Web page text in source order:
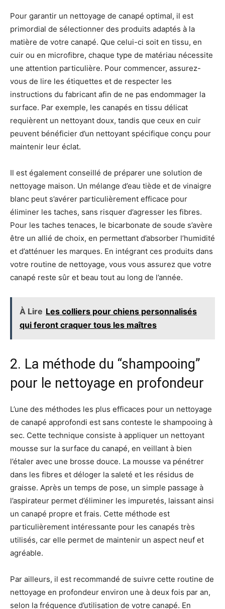
Pour garantir un nettoyage de canapé optimal, il est
primordial de sélectionner des produits adaptés à la
matière de votre canapé. Que celui-ci soit en tissu, en
cuir ou en microfibre, chaque type de matériau nécessite
une attention particulière. Pour commencer, assurez-
vous de lire les étiquettes et de respecter les
instructions du fabricant afin de ne pas endommager la
surface. Par exemple, les canapés en tissu délicat
requièrent un nettoyant doux, tandis que ceux en cuir
peuvent bénéficier d’un nettoyant spécifique conçu pour
maintenir leur éclat.
Il est également conseillé de préparer une solution de
nettoyage maison. Un mélange d’eau tiède et de vinaigre
blanc peut s’avérer particulièrement efficace pour
éliminer les taches, sans risquer d’agresser les fibres.
Pour les taches tenaces, le bicarbonate de soude s’avère
être un allié de choix, en permettant d’absorber l’humidité
et d’atténuer les marques. En intégrant ces produits dans
votre routine de nettoyage, vous vous assurez que votre
canapé reste sûr et beau tout au long de l’année.
À Lire Les colliers pour chiens personnalisés
qui feront craquer tous les maîtres
2. La méthode du “shampooing”
pour le nettoyage en profondeur
L’une des méthodes les plus efficaces pour un nettoyage
de canapé approfondi est sans conteste le shampooing à
sec. Cette technique consiste à appliquer un nettoyant
mousse sur la surface du canapé, en veillant à bien
l’étaler avec une brosse douce. La mousse va pénétrer
dans les fibres et déloger la saleté et les résidus de
graisse. Après un temps de pose, un simple passage à
l’aspirateur permet d’éliminer les impuretés, laissant ainsi
un canapé propre et frais. Cette méthode est
particulièrement intéressante pour les canapés très
utilisés, car elle permet de maintenir un aspect neuf et
agréable.
Par ailleurs, il est recommandé de suivre cette routine de
nettoyage en profondeur environ une à deux fois par an,
selon la fréquence d’utilisation de votre canapé. En